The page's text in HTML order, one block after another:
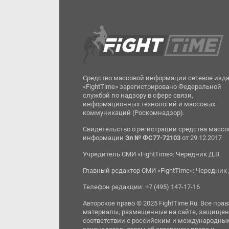
Средство массовой информации сетевое
«FightTime» зарегистрировано Федеральной
службой по надзору в сфере связи,
информационных технологий и массовых
коммуникаций (Роскомнадзор).
Свидетельство о регистрации средства
информацииЭл № ФС77-72103 от 29.12.2017
Учредитель СМИ «FightTime»: Чередник Д.В.
Главный редактор СМИ «FightTime»: Чередник
Телефон редакции: +7 (495) 147-17-16
Авторское право © 2025 FightTime.Ru. Все
материалы, размещенные на сайте,
соответствии с российским и